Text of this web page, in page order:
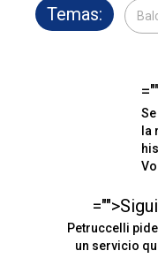
Temas:
la
Petruccelli
un servicio